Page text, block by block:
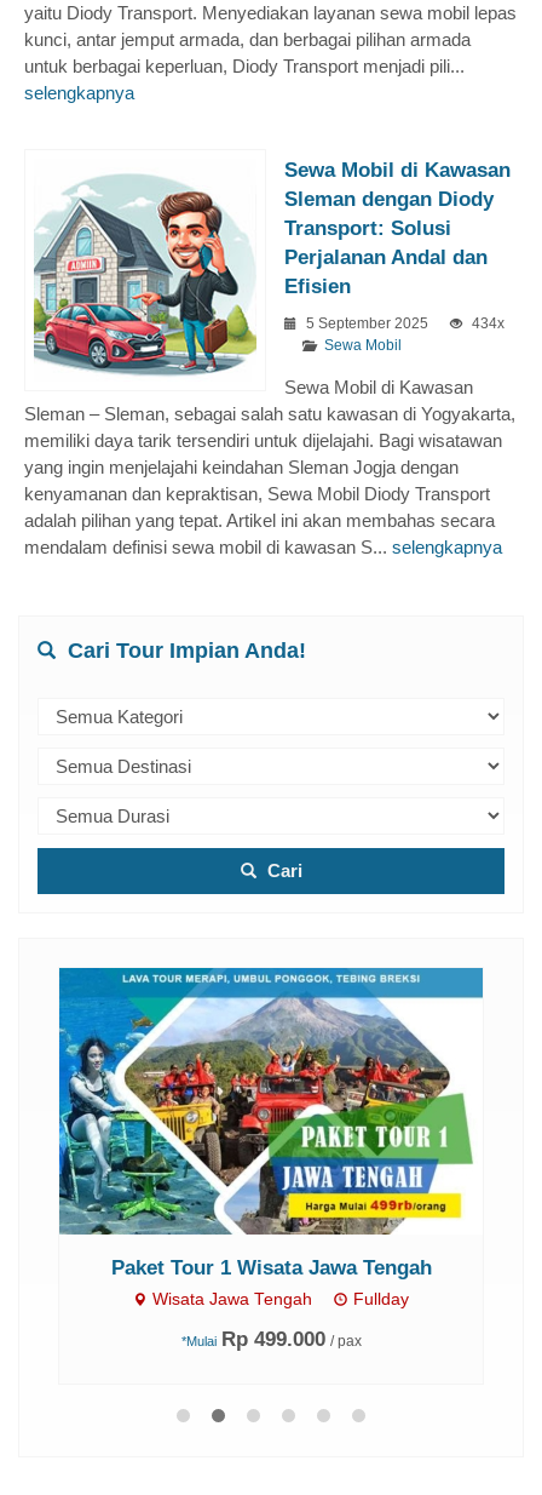
yaitu Diody Transport. Menyediakan layanan sewa mobil lepas
kunci, antar jemput armada, dan berbagai pilihan armada
untuk berbagai keperluan, Diody Transport menjadi pili...
selengkapnya
Sewa Mobil di Kawasan
Sleman dengan Diody
Transport: Solusi
Perjalanan Andal dan
Efisien
5 September 2025
434x
Sewa Mobil
Sewa Mobil di Kawasan
Sleman – Sleman, sebagai salah satu kawasan di Yogyakarta,
memiliki daya tarik tersendiri untuk dijelajahi. Bagi wisatawan
yang ingin menjelajahi keindahan Sleman Jogja dengan
kenyamanan dan kepraktisan, Sewa Mobil Diody Transport
adalah pilihan yang tepat. Artikel ini akan membahas secara
mendalam definisi sewa mobil di kawasan S... selengkapnya
Cari Tour Impian Anda!
Cari
Paket Tour 1 Wisata Jawa Tengah
Wisata Jawa Tengah Fullday
*Mulai Rp 499.000 / pax